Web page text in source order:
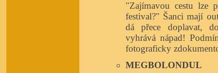
"Zajímavou cestu lze
festival?" Šanci mají
dá přece doplavat,
vyhrává nápad!
fotograficky
MEGBOLONDUL